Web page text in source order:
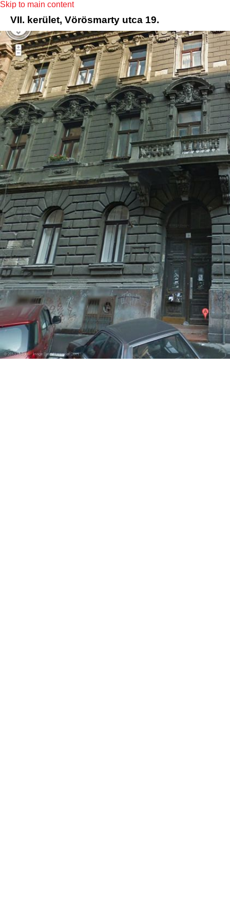
Skip to main content
VII. kerület, Vörösmarty utca 19.